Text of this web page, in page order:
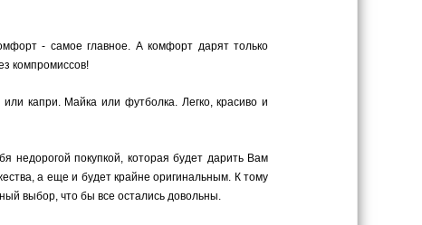
- самое главное. А комфорт дарят только
компромиссов!
капри. Майка или футболка. Легко, красиво и
недорогой покупкой, которая будет дарить Вам
а еще и будет крайне оригинальным. К тому
выбор, что бы все остались довольны.